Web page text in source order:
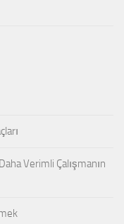
Verimli Çalışmanın